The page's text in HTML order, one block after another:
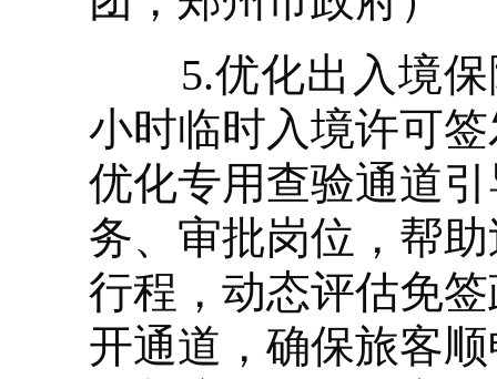
5.优化出入境保
小时临时入境许可
优化专用查验通道
务、审批岗位，帮
行程，动态评估免
开通道，确保旅客